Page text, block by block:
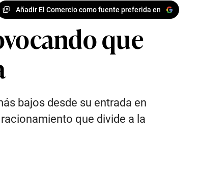
Añadir El Comercio como fuente preferida en
que
bajos desde su entrada en
que divide a la